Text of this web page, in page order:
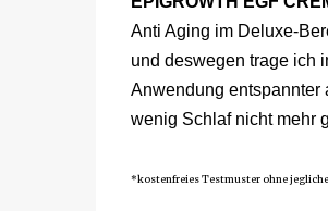
Anti Aging im Deluxe-
und deswegen trage ich
Anwendung entspannter
wenig Schlaf nicht mehr
*kostenfreies Testmuster ohne jegliche